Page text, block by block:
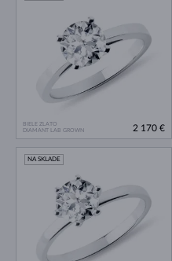
BIELE ZLATO
DIAMANT LAB GROWN
2 170 €
NA SKLADE